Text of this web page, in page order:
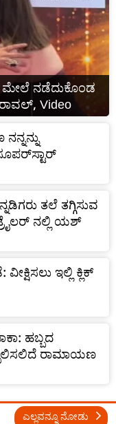
ನಡೆದುಕೊಂಡ
Video
ತಲೆ ತಗ್ಗಿಸುವ
ನಲ್ಲಿ ಯಶ್
ಇಲ್ಲಿ ಕ್ಲಿಕ್
ಹಬ್ಬದ
ರಾಮಾಯಣ
ಎಲ್ಲವನ್ನೂ ನೋಡು